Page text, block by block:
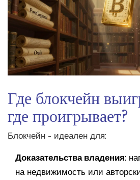
Где блокчейн
где проигрывает?
Блокчейн - идеален для:
Доказательства владения:
на недвижимость или